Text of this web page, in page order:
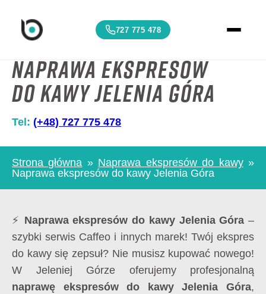
727 775 478
Naprawa ekspresów
do kawy Jelenia Góra
Tel: (+48) 727 775 478
Strona główna » Naprawa ekspresów do kawy»
Naprawa ekspresów do kawy Jelenia Góra
⚡ Naprawa ekspresów do kawy Jelenia Góra –
szybki serwis Caffeo i innych marek! Twój ekspres
do kawy się zepsuł? Nie musisz kupować nowego!
W Jeleniej Górze oferujemy profesjonalną
naprawę ekspresów do kawy Jelenia Góra,